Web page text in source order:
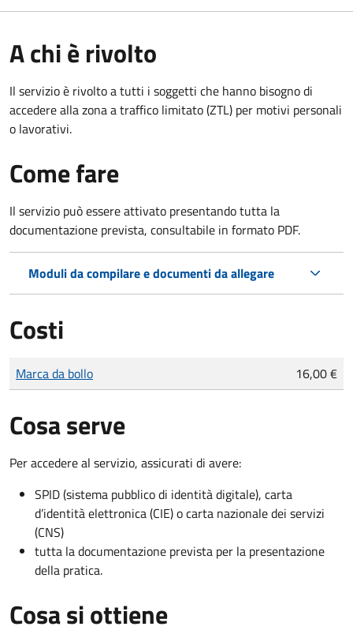
A chi è rivolto
Il servizio è rivolto a tutti i soggetti che hanno bisogno di
accedere alla zona a traffico limitato (ZTL) per motivi personali
o lavorativi.
Come fare
Il servizio può essere attivato presentando tutta la
documentazione prevista, consultabile in formato PDF.
Moduli da compilare e documenti da allegare
Costi
Tipo di pagamento
Importo
Marca da bollo 16,00 €
Cosa serve
Per accedere al servizio, assicurati di avere:
SPID (sistema pubblico di identità digitale), carta
d’identità elettronica (CIE) o carta nazionale dei servizi
(CNS)
tutta la documentazione prevista per la presentazione
della pratica.
Cosa si ottiene